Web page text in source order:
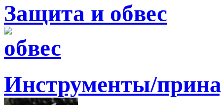
Защита и обвес
Инструменты/